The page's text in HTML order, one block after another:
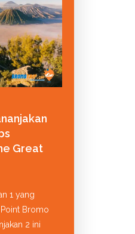
Great
1 yang
Bromo
2 ini